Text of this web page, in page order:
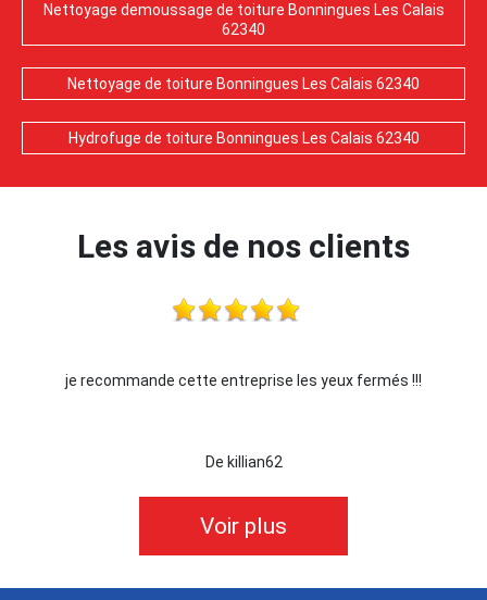
Nettoyage demoussage de toiture Bonningues Les Calais
62340
Nettoyage de toiture Bonningues Les Calais 62340
Hydrofuge de toiture Bonningues Les Calais 62340
Les avis de nos clients
je recommande cette entreprise les yeux fermés !!!
De killian62
Voir plus